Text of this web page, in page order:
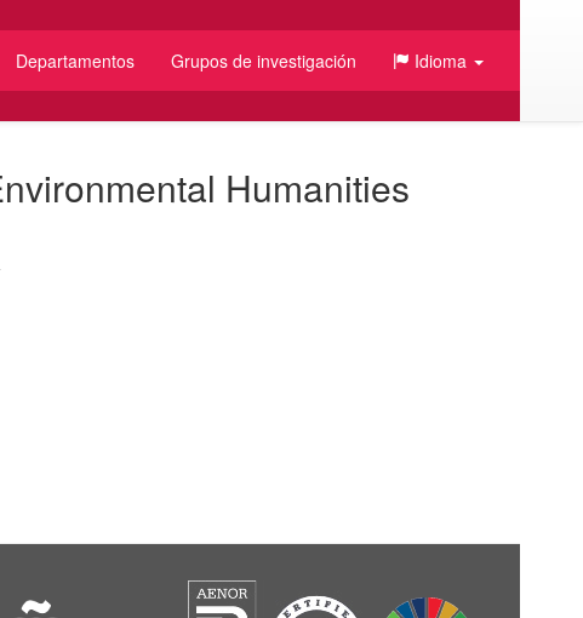
Departamentos Grupos de investigación Idioma
Humanities